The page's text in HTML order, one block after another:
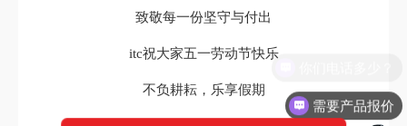
致敬每一份坚守与付出
itc祝大家五一劳动节快乐
不负耕耘，乐享假期
需要产品报价